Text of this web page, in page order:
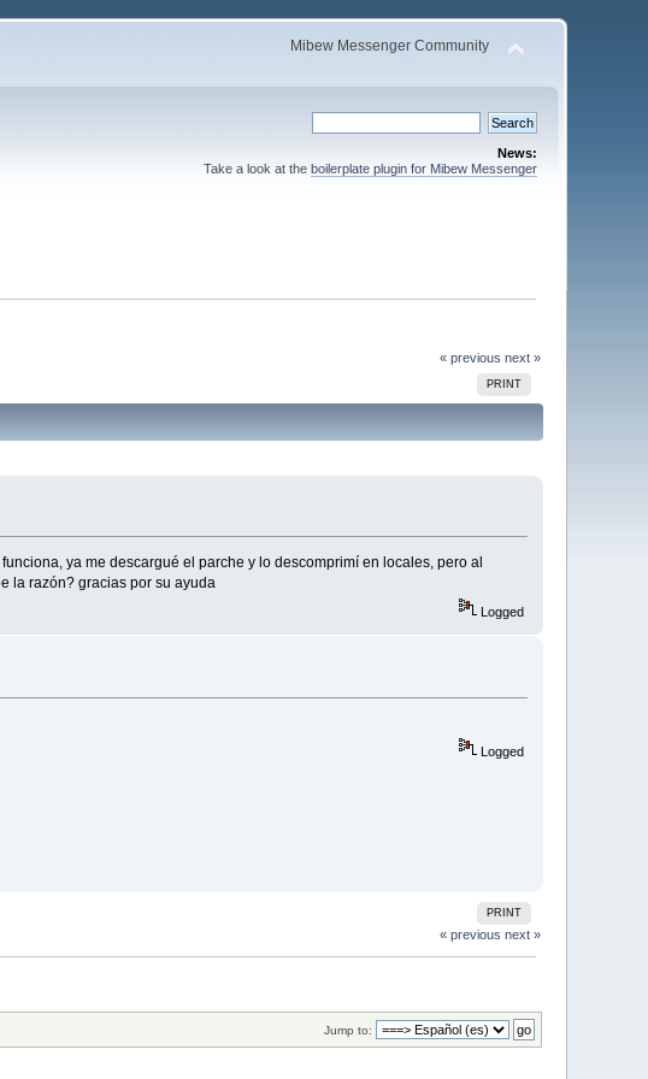
Mibew Messenger Community
News:
Take a look at the boilerplate plugin for Mibew Messenger
« previous next »
PRINT
ya me descargué el parche y lo descomprimí en locales, pero al
la razón? gracias por su ayuda
Logged
Logged
PRINT
« previous next »
Jump to: